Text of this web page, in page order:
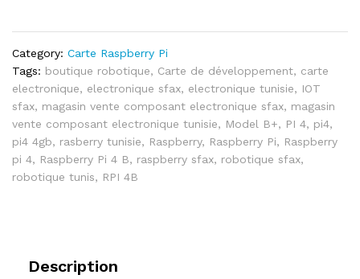
Category: Carte Raspberry Pi
Tags: boutique robotique, Carte de développement, carte
electronique, electronique sfax, electronique tunisie, IOT
sfax, magasin vente composant electronique sfax, magasin
vente composant electronique tunisie, Model B+, PI 4, pi4,
pi4 4gb, rasberry tunisie, Raspberry, Raspberry Pi, Raspberry
pi 4, Raspberry Pi 4 B, raspberry sfax, robotique sfax,
robotique tunis, RPI 4B
Description